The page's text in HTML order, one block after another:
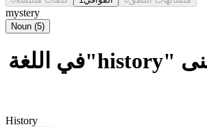
mystery
Noun (5)
تعريف ومعنى "history"في اللغة
History